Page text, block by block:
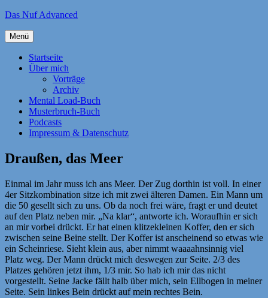
Zum
springen
Das Nuf Advanced
Menü
Startseite
Über mich
Vorträge
Archiv
Mental Load-Buch
Musterbruch-Buch
Podcasts
Impressum & Datenschutz
Draußen, das Meer
Einmal im Jahr muss ich ans Meer. Der Zug dorthin ist voll. In einer
4er Sitzkombination sitze ich mit zwei älteren Damen. Ein Mann um
die 50 gesellt sich zu uns. Ob da noch frei wäre, fragt er und deutet
auf den Platz neben mir. „Na klar“, antworte ich. Woraufhin er sich
an mir vorbei drückt. Er hat einen klitzekleinen Koffer, den er sich
zwischen seine Beine stellt. Der Koffer ist anscheinend so etwas wie
ein Scheinriese. Sieht klein aus, aber nimmt waaaahnsinnig viel
Platz weg. Der Mann drückt mich deswegen zur Seite. 2/3 des
Platzes gehören jetzt ihm, 1/3 mir. So hab ich mir das nicht
vorgestellt. Seine Jacke fällt halb über mich, sein Ellbogen in meiner
Seite. Sein linkes Bein drückt auf mein rechtes Bein.